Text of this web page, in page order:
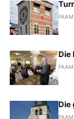
FAAM
Die
FAAM
Die
FAAM